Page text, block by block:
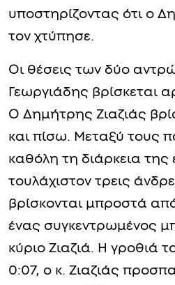
υποστηρίζοντας ότι ο
τον χτύπησε.
Οι θέσεις των δύο
Γεωργιάδης βρίσκεται
Ο Δημήτρης Ζιαζιάς
και πίσω. Μεταξύ τους
καθόλη τη διάρκεια της
τουλάχιστον τρεις
βρίσκονται μπροστά
ένας συγκεντρωμένος
κύριο Ζιαζιά. Η γροθιά
0:07, ο κ. Ζιαζιάς